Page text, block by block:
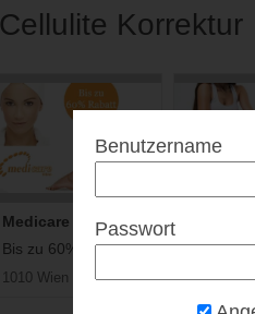
Cellulite Korrektur
Medicare Wien
Bis zu 60% Rabatt...
1010 Wien
Bis zu
1010 Wien
Benutzername
Passwort